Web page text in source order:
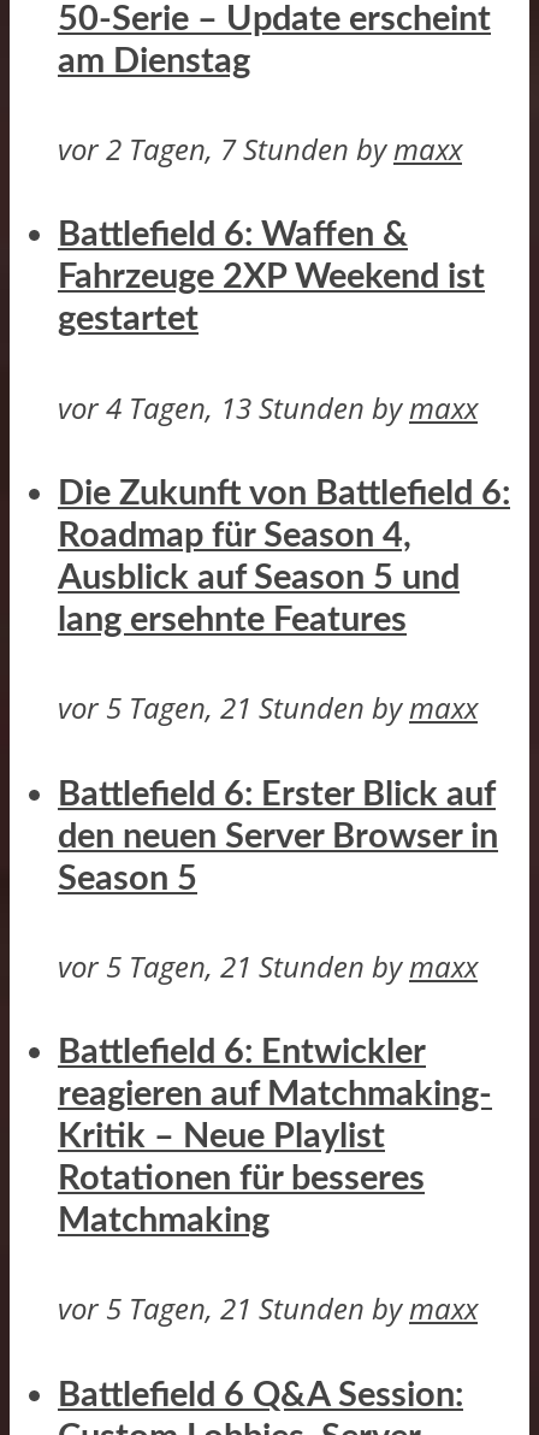
50-Serie – Update erscheint
am Dienstag
vor 2 Tagen, 7 Stunden bymaxx
Battlefield 6: Waffen &
Fahrzeuge 2XP Weekend ist
gestartet
vor 4 Tagen, 13 Stunden bymaxx
Die Zukunft von Battlefield 6:
Roadmap für Season 4,
Ausblick auf Season 5 und
lang ersehnte Features
vor 5 Tagen, 21 Stunden bymaxx
Battlefield 6: Erster Blick auf
den neuen Server Browser in
Season 5
vor 5 Tagen, 21 Stunden bymaxx
Battlefield 6: Entwickler
reagieren auf Matchmaking-
Kritik – Neue Playlist
Rotationen für besseres
Matchmaking
vor 5 Tagen, 21 Stunden bymaxx
Battlefield 6 Q&A Session: